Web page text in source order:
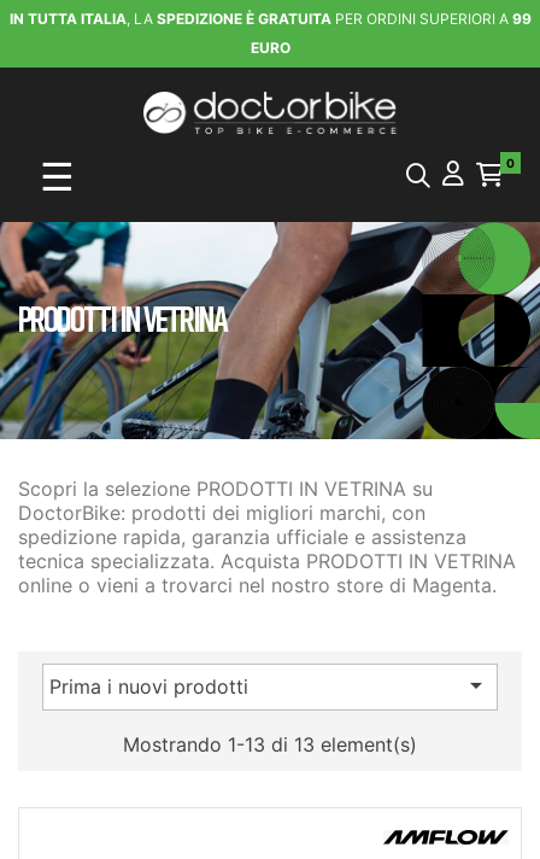
IN TUTTA ITALIA, LA SPEDIZIONE È GRATUITAPER ORDINI SUPERIORI A 99
EURO
navigazione Toggle
☰ 0
PRODOTTI IN VETRINA
Scopri la selezione PRODOTTI IN VETRINA su
DoctorBike: prodotti dei migliori marchi, con
spedizione rapida, garanzia ufficiale e assistenza
tecnica specializzata. Acquista PRODOTTI IN VETRINA
online o vieni a trovarci nel nostro store di Magenta.
Prima i nuovi prodotti 
Mostrando 1-13 di 13 element(s)